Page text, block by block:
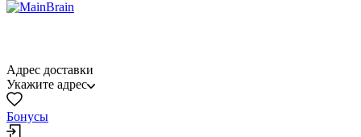
Адрес доставки
Укажите адрес
Бонусы